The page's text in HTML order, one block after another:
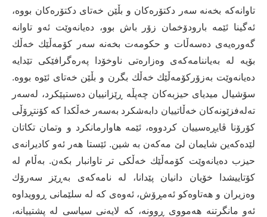
تاوانه‌كه‌ بخه‌نه‌ سه‌ر دكتۆره‌كان و بڵێن خه‌تای دكتۆره‌كان بووه،‌
ئه‌گینا ئێمه‌ بارودۆخمان زۆر باش بوو، ده‌یانه‌وێت ئه‌و تاوانه‌
گه‌وره‌یه‌ی ده‌سه‌ڵات و حكومه‌ت بخه‌نه‌ سه‌ر كۆمه‌ڵێك خه‌ڵك
بۆیه‌ له‌ به‌یاننامه‌كه‌ی وه‌زاره‌تی ناوخۆدا په‌ره‌گرافێكی تێدایه‌
ده‌یانه‌وێت به‌زۆركۆمه‌ڵێك خه‌ڵك بگرن و بڵێن خه‌تای ئێوه‌ بووه‌.
سۆشیال میدیای حیزبه‌كان چه‌پڵه‌ ڕێزانییان ده‌ستپێكرد، له‌سه‌ر
ته‌له‌فزێونه‌كان خه‌ڵاتییان دابه‌شكرد به‌سه‌ر خه‌ڵكدا كه‌ كۆنتڕۆڵی
كۆرۆنا ڤایڕه‌سییان كردووه‌، ئێمه‌ هاوارمانكرد و وتمان تكاتان
لێده‌كه‌ین شایمان لێ مه‌كه‌ن به‌ شین. ئێستا هه‌ر ئه‌و كادیرانه‌ی
حیزب ده‌یانه‌وێت كۆمه‌ڵێك خه‌ڵكی تر تاوانبار بكه‌ن. به‌ڵام له‌
كۆتاییشدا خۆیان دانیان پێدانا، له‌ نامه‌كه‌ی به‌ڕێز سه‌رۆك
وه‌زیران و هه‌تاوه‌كو ئه‌مڕۆش، ئه‌وه‌ی كه‌ له‌ سلێمانی ڕوویداوه‌
ئه‌و مانگرتنه‌ هه‌مووی ڕوونه‌، كه‌ لایه‌نی سیاسی له‌ پشتییانه‌،